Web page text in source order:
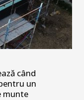
când
un
munte